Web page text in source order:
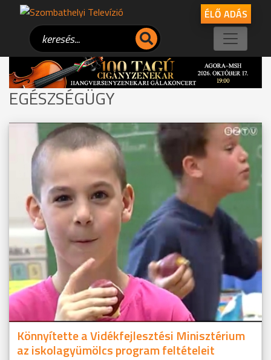
ÉLŐ ADÁS
EGÉSZSÉGÜGY
Könnyítette a Vidékfejlesztési Minisztérium
az iskolagyümölcs program feltételeit